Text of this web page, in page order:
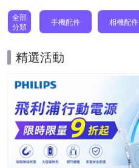
全部
分類
手機配件 相機配件
精選活動